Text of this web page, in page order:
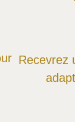
Recevrez